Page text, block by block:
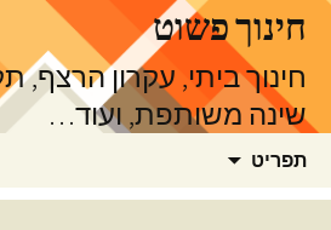
לדלג
לתוכןחינוך פשוט
חינוך ביתי, עקרון
שינה משותפת, ועוד…
תפריט